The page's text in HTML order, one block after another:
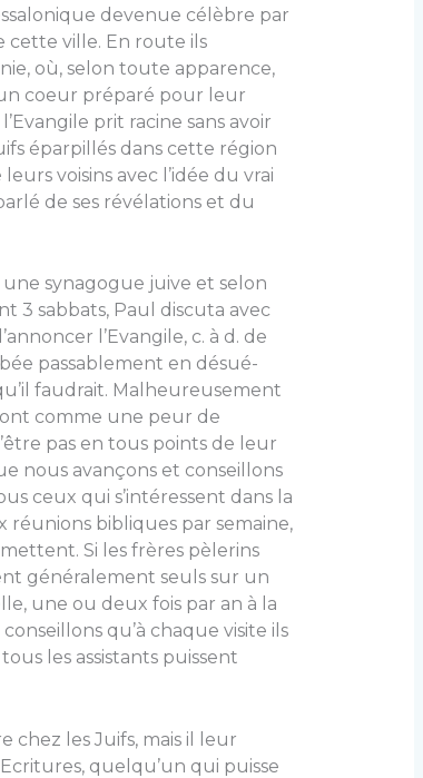
devenue célèbre par
cette ville. En route ils
où, selon toute apparence,
coeur préparé pour leur
prit racine sans avoir
éparpillés dans cette région
voisins avec l’idée du vrai
de ses révélations et du
synagogue juive et selon
3 sabbats, Paul discuta avec
l’Evangile, c. à d. de
passablement en désué­
faudrait. Malheureusement
comme une peur de
pas en tous points de leur
nous avançons et conseil­lons
ceux qui s’intéressent dans la
réunions bibliques par semaine,
Si les frères pèlerins
généralement seuls sur un
une ou deux fois par an à la
qu’à chaque visite ils
les assistants puissent
chez les Juifs, mais il leur
quelqu’un qui puisse